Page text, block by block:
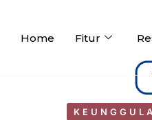
Home Fitur